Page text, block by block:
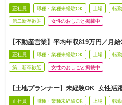
正社員 職種・業種未経験OK 上場 転
第二新卒歓迎 女性のおしごと掲載中
【不動産営業】平均年収819万円／月
正社員 職種・業種未経験OK 上場 転
第二新卒歓迎 女性のおしごと掲載中
【土地プランナー】未経験OK│女性活
正社員 職種・業種未経験OK 上場 転